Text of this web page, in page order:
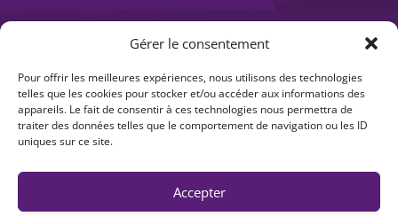
Gérer le consentement
Pour offrir les meilleures expériences, nous utilisons des technologies
telles que les cookies pour stocker et/ou accéder aux informations des
appareils. Le fait de consentir à ces technologies nous permettra de
traiter des données telles que le comportement de navigation ou les ID
uniques sur ce site.
Accepter
ENTREPRENDRE EST UNE AVENTURE
À propos
Expertises
Offre produits
Actualités
Contact